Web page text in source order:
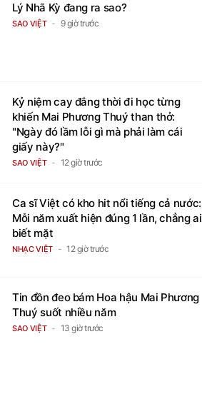
Lý Nhã Kỳ đang ra sao?
SAO VIỆT 9 giờ trước
Kỷ niệm cay đắng thời đi học từng
khiến Mai Phương Thuý than thở:
"Ngày đó lầm lỗi gì mà phải làm cái
giấy này?"
SAO VIỆT 12 giờ trước
Ca sĩ Việt có kho hit nổi tiếng cả nước:
Mỗi năm xuất hiện đúng 1 lần, chẳng ai
biết mặt
NHẠC VIỆT 12 giờ trước
Tin đồn đeo bám Hoa hậu Mai Phương
Thuý suốt nhiều năm
SAO VIỆT 13 giờ trước